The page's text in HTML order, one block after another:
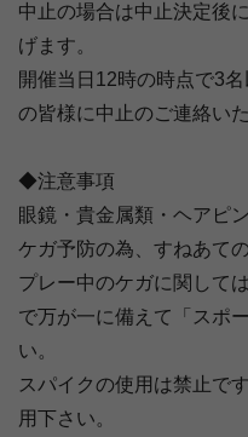
中止の場合は中止決定後
げます。
開催当日12時の時点で3
の皆様に中止のご連絡いた
◆注意事項
眼鏡・貴金属類・ヘアピ
ケガ予防の為、すねあて
プレー中のケガに関して
で万が一に備えて「スポ
い。
スパイクの使用は禁止で
用下さい。